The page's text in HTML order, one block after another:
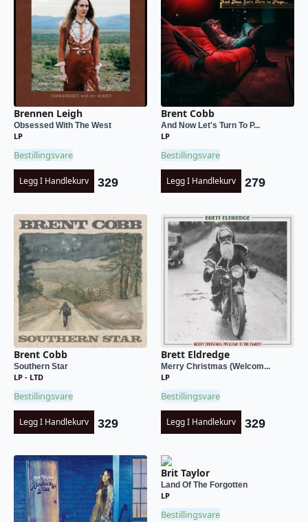
Brennen Leigh
Obsessed With The West
LP
Bestillingsvare
Legg I Handlekurv 329
Brent Cobb
And Now Let's Turn To P...
LP
Bestillingsvare
Legg I Handlekurv 279
Brent Cobb
Southern Star
LP - LTD
Bestillingsvare
Legg I Handlekurv 329
Brett Eldredge
Merry Christmas (Welcom...
LP
Bestillingsvare
Legg I Handlekurv 329
Brit Taylor
Land Of The Forgotten
LP
Bestillingsvare